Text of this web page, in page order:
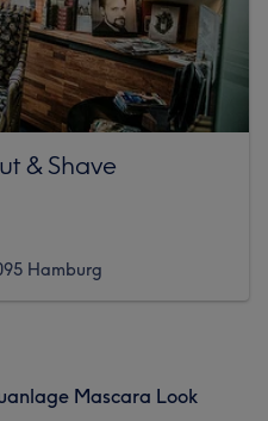
& Shave
Hamburg
Mascara Look